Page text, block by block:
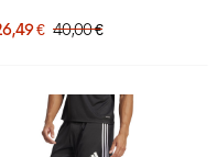
€ 40,00 €